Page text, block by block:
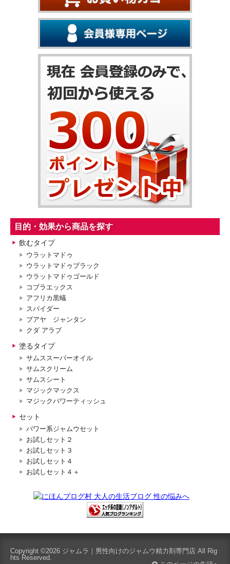
目的・効果から商品を探す
飲むタイプ
ウラットマドゥ
ウラットマドゥブラック
ウラットマドゥゴールド
コブラエックス
アフリカ黒蟻
スパイダー
ブアヤ ジャンタン
クダ アラブ
塗るタイプ
サムススーパーオイル
サムスクリーム
サムスシート
マジックマックス
マジックパワーティッシュ
セット
パワー系ジャムウセット
お試しセット２
お試しセット３
お試しセット４
お試しセット４＋
Copyright ©2026 ジャムラ｜男性向けのジャムウ精力剤専門店 All Rig
hts Reserved.